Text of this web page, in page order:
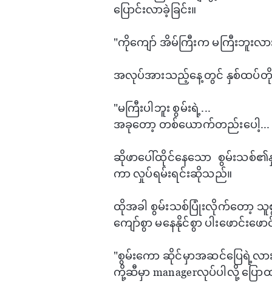
ပြောင်းလာခဲ့ခြင်း။
"ကို​ကျော် အိမ်ကြီးက မကြီးဘူး
အလုပ်အားသည့်​နေ့တွင် နှစ်ထပ်တို
"မကြီးပါဘူး စွမ်းရဲ့...
အခု​တော့ တစ်​ယောက်တည်း​ပေါ့...
ဆိုဖာ​​ပေါ်ထိုင်​နေ​သော စွမ်းသ
ကာ လှုပ်ရမ်းရင်းဆိုသည်။
ထိုအခါ စွမ်းသစ်ပြုံးလိုက်​တော့ သူ
ကျော်စွာ မ​နေနိုင်စွာ ပါး​ဖောင်
"စွမ်း​ကော ဆိုင်မှာအဆင်​ပြေရဲ့လာ
ကို့ဆီမှာ managerလုပ်ပါလို့ ​ပြော